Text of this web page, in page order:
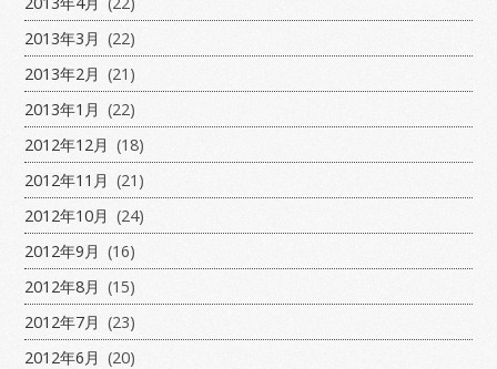
2013年3月 (22)
2013年2月 (21)
2013年1月 (22)
2012年12月 (18)
2012年11月 (21)
2012年10月 (24)
2012年9月 (16)
2012年8月 (15)
2012年7月 (23)
2012年6月 (20)